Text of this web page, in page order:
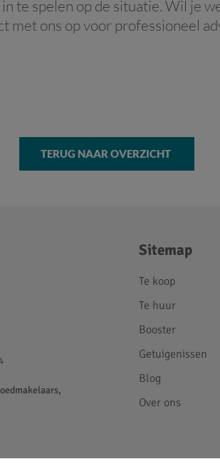
te spelen op de situatie. Wil je
met ons op voor professioneel
TERUG NAAR OVERZICHT
Sitemap
Te koop
Te huur
Booster
Getuigenissen
Blog
Over ons